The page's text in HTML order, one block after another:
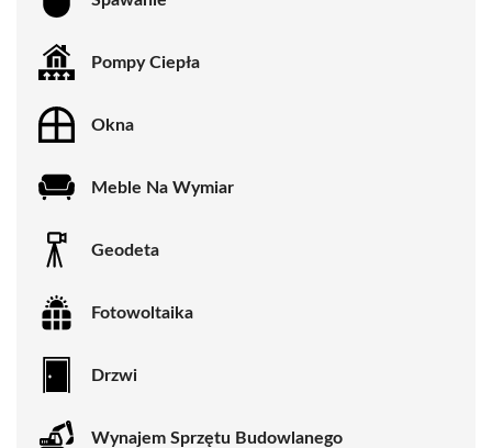
Pompy Ciepła
Okna
Meble Na Wymiar
Geodeta
Fotowoltaika
Drzwi
Wynajem Sprzętu Budowlanego